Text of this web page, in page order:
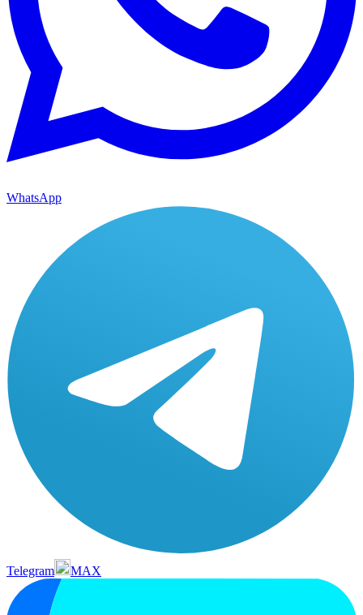
WhatsApp
Telegram MAX